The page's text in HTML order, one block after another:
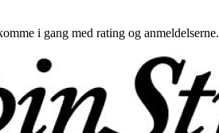
i gang med rating og anmeldelserne.